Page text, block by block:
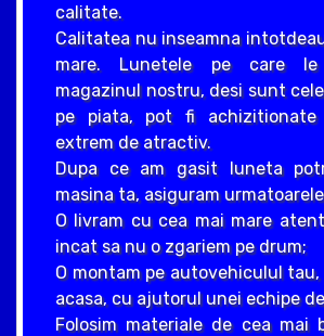
calitate.
Calitatea nu inseamna
mare. Lunetele pe care
magazinul nostru, desi sunt
pe piata, pot fi
extrem de atractiv.
Dupa ce am gasit luneta
masina ta, asiguram
O livram cu cea mai mare
incat sa nu o zgariem pe drum;
O montam pe autovehiculul
acasa, cu ajutorul unei echipe
Folosim materiale de cea mai